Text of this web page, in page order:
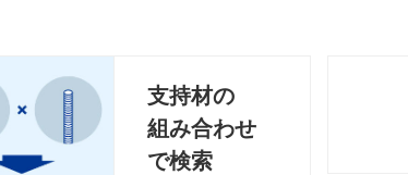
支持材の
組み合わせ
で検索